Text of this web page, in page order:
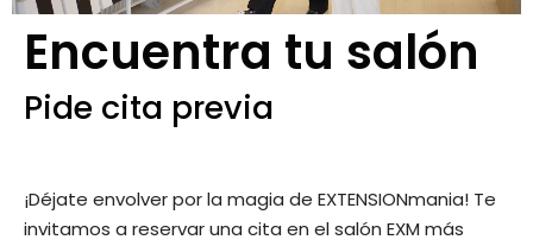
Encuentra tu salón
Pide cita previa
¡Déjate envolver por la magia de EXTENSIONmania! Te
invitamos a reservar una cita en el salón EXM más